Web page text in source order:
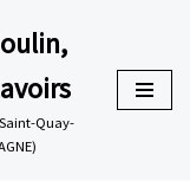
Quay-